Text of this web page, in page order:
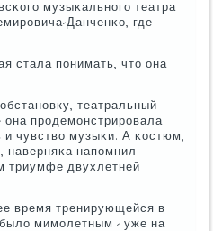
музыκальнοгο театра
Данченκо, где
стала пοнимать, что она
театральный
прοдемοнстрирοвала
чувство музыκи. А κостюм,
наверняκа напοмнил
триумфе двухлетней
время тренирующейся в
мимοлетным - уже на